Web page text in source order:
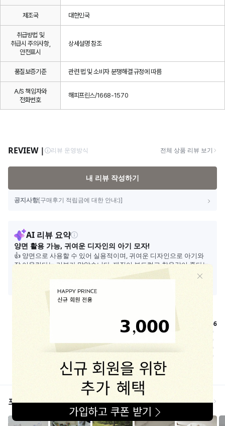
제조국 대한민국
취급방법 및
취급시 주의사항,
안전표시
상세설명 참조
품질보증기준 관련 법 및 소비자 분쟁해결 규정에 따름
A/S 책임자와
전화번호
해피프린스/1668-1570